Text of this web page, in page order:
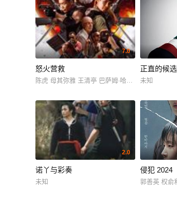
7.0
怒火营救
陈虎 母其弥雅 王清亭 巴萨姆·哈亚提
正直的候
未知
2.0
诺丫与彩奏
未知
侵犯 2024
郭善英 权俞